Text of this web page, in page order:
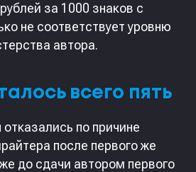
за 1000 знаков с
не соответствует уровню
автора.
всего пять
по причине
после первого же
до сдачи автором первого